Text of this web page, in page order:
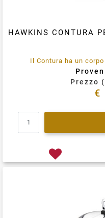
HAWKINS CONTURA
Prezzo
€